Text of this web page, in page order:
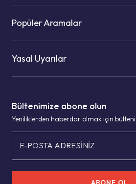
Bültenimize abone olun
Yeniliklerden haberdar olmak için
E-POSTA ADRESİNİZ
Popüler Aramalar
Yasal Uyarılar